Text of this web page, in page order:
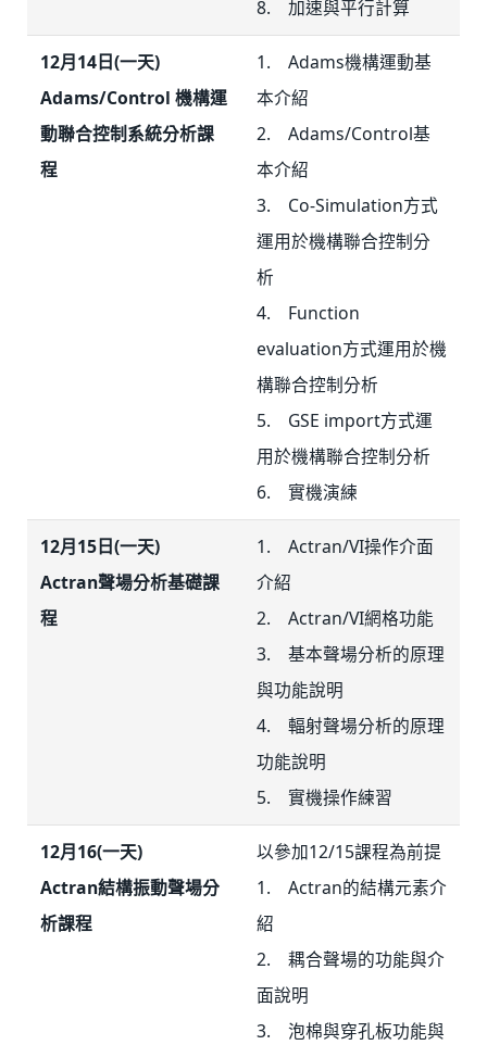
8. 加速與平行計算
12月14日(一天)
Adams/Control 機構運
動聯合控制系統分析課
程
1. Adams機構運動基
本介紹
2. Adams/Control基
本介紹
3. Co-Simulation方式
運用於機構聯合控制分
析
4. Function
evaluation方式運用於機
構聯合控制分析
5. GSE import方式運
用於機構聯合控制分析
6. 實機演練
12月15日(一天)
Actran聲場分析基礎課
程
1. Actran/VI操作介面
介紹
2. Actran/VI網格功能
3. 基本聲場分析的原理
與功能說明
4. 輻射聲場分析的原理
功能說明
5. 實機操作練習
12月16(一天)
Actran結構振動聲場分
析課程
以參加12/15課程為前提
1. Actran的結構元素介
紹
2. 耦合聲場的功能與介
面說明
3. 泡棉與穿孔板功能與